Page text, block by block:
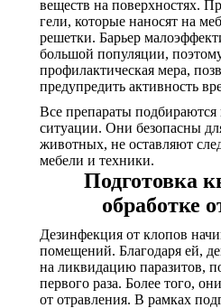
веществ на поверхностях.
гели, которые наносят на
решетки. Барьер
большой популяции,
профилактическая мера,
предупредить активность
Все препараты
ситуации. Они безопасны
животных, не оставляют
мебели и техники.
Подготовка
обработке
Дезинфекция от клопов
помещений. Благодаря ей,
на ликвидацию паразитов,
первого раза. Более того,
от отравления. В рамках